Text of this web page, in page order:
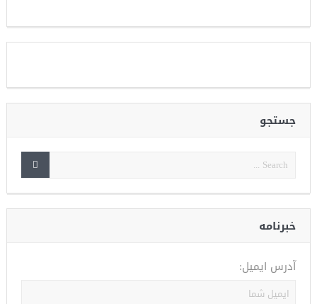
جستجو
خبرنامه
آدرس ایمیل: